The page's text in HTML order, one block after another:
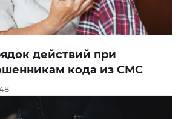
действий при
кода из СМС